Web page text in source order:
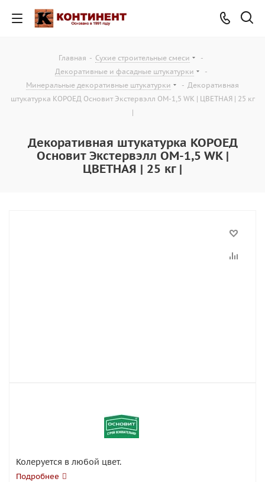
Главная - Сухие строительные смеси
-
Декоративные и фасадные штукатурки
-
Минеральные декоративные штукатурки
- Декоративная
штукатурка КОРОЕД Основит Экстервэлл OM-1,5 WK | ЦВЕТНАЯ | 25 кг
|
Декоративная штукатурка КОРОЕД
Основит Экстервэлл OM-1,5 WK |
ЦВЕТНАЯ | 25 кг |
Колеруется в любой цвет.
Подробнее